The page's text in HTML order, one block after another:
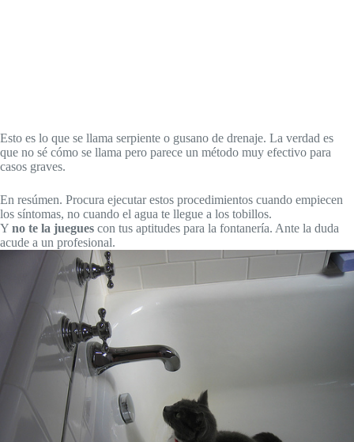
Esto es lo que se llama serpiente o gusano de drenaje. La verdad es
que no sé cómo se llama pero parece un método muy efectivo para
casos graves.
En resúmen. Procura ejecutar estos procedimientos cuando empiecen
los síntomas, no cuando el agua te llegue a los tobillos.
Y no te la juegues con tus aptitudes para la fontanería. Ante la duda
acude a un profesional.